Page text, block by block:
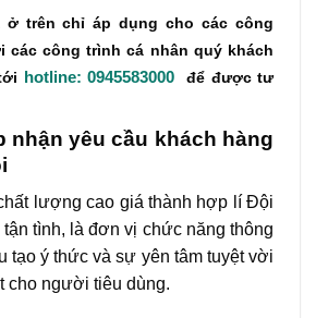
ở trên chỉ áp dụng cho các công
công trình cá nhân quý khách
hotline: 0945583000
để được tư
nhận yêu cầu khách hàng
lượng cao giá thành hợp lí Đội
tình, là đơn vị chức năng thông
tạo ý thức và sự yên tâm tuyệt vời
cho người tiêu dùng.